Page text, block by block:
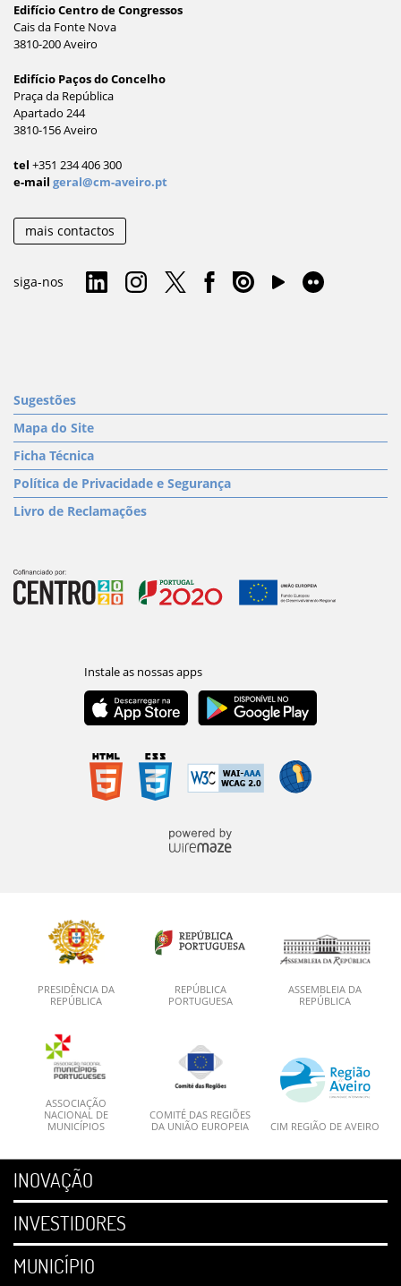
Edifício Centro de Congressos
Cais da Fonte Nova
3810-200 Aveiro
Edifício Paços do Concelho
Praça da República
Apartado 244
3810-156 Aveiro
tel +351 234 406 300
e-mail geral@cm-aveiro.pt
mais contactos
siga-nos
Sugestões
Mapa do Site
Ficha Técnica
Política de Privacidade e Segurança
Livro de Reclamações
PRESIDÊNCIA DA
REPÚBLICA
REPÚBLICA
PORTUGUESA
ASSEMBLEIA DA
REPÚBLICA
ASSOCIAÇÃO
NACIONAL DE
MUNICÍPIOS
COMITÉ DAS REGIÕES
DA UNIÃO EUROPEIA
CIM REGIÃO DE AVEIRO
INOVAÇÃO
INVESTIDORES
MUNICÍPIO